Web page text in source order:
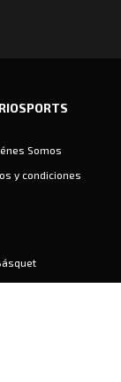
Somos
y condiciones